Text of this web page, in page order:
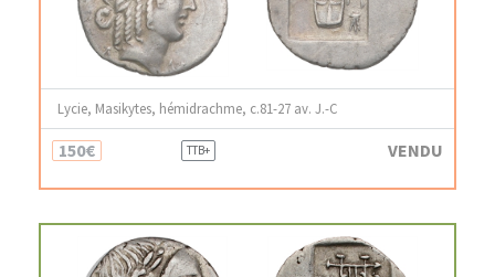
Lycie, Masikytes, hémidrachme, c.81-27 av. J.-C
150€ TTB+ VENDU